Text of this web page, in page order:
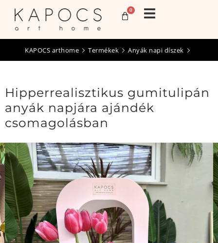
0
KAPOCS arthome Termékek Anyák napi díszek
Hipperrealisztikus gumitulipán
anyák napjára ajándék
csomagolásban